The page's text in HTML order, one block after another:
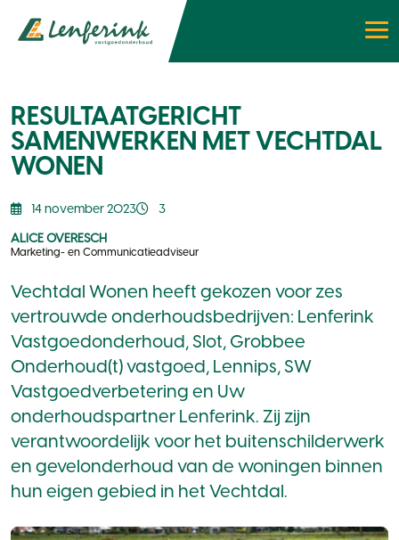
RESULTAATGERICHT
SAMENWERKEN MET VECHTDAL
WONEN
ALICE OVERESCH
Marketing- en Communicatieadviseur
14 november 2023 3
Vechtdal Wonen heeft gekozen voor zes
vertrouwde onderhoudsbedrijven: Lenferink
Vastgoedonderhoud, Slot, Grobbee
Onderhoud(t) vastgoed, Lennips, SW
Vastgoedverbetering en Uw
onderhoudspartner Lenferink. Zij zijn
verantwoordelijk voor het buitenschilderwerk
en gevelonderhoud van de woningen binnen
hun eigen gebied in het Vechtdal.